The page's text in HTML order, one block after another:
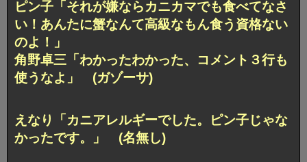
ピン子「それが嫌ならカニカマでも食べてなさ
い！あんたに蟹なんて高級なもん食う資格ない
のよ！」
角野卓三「わかったわかった、コメント３行も
使うなよ」 (ガゾーサ)
えなり「カニアレルギーでした。ピン子じゃな
かったです。」 (名無し)